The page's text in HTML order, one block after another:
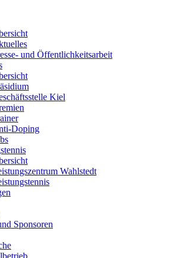
und Öffentlichkeitsarbeit
Kiel
Doping
Wahlstedt
Sponsoren